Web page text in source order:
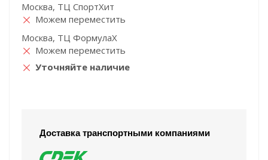
Москва, ТЦ СпортХит
Можем переместить
Москва, ТЦ ФормулаХ
Можем переместить
Уточняйте наличие
Доставка транспортными компаниями